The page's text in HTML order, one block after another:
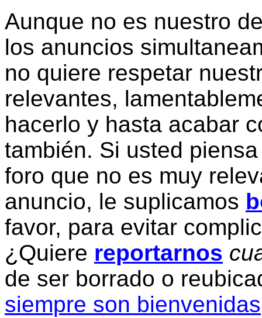
Aunque no es nuestro
los anuncios
no quiere respetar
relevantes,
hacerlo y hasta acabar
también. Si usted
foro que no es muy
anuncio, le suplicamos
favor, para evitar
¿Quiere reportarnos
de ser borrado o
siempre son bienvenidas